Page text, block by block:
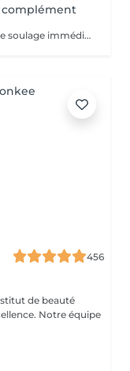
complément
Idéal après une journée agitée, ce massage soulage immédiatement vos pieds. Pourquoi ne pas profiter d'un massage des pieds pendant votre pose masque?
456
de beauté
équipe